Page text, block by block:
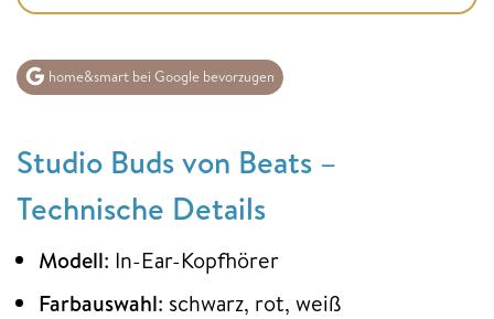
home&smart bei Google bevorzugen
Studio Buds von Beats –
Technische Details
Modell: In-Ear-Kopfhörer
Farbauswahl: schwarz, rot, weiß